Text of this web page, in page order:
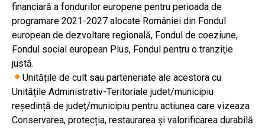
financiară a fondurilor europene pentru perioada de
programare 2021-2027 alocate României din Fondul
european de dezvoltare regională, Fondul de coeziune,
Fondul social european Plus, Fondul pentru o tranziţie
justă.
Unitățile de cult sau parteneriate ale acestora cu
Unitățile Administrativ-Teritoriale judet/municipiu
reședință de județ/municipiu pentru actiunea care vizeaza
Conservarea, protecția, restaurarea și valorificarea durabilă